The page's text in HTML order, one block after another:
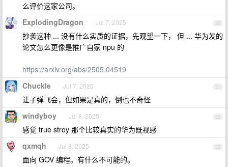
么评价这家公司。
20
ExplodingDragon Jul 7, 2025
抄袭这种 ... 没有什么实质的证据，先观望一下， 但 ... 华为发的
论文怎么更像是推广自家 npu 的
https://arxiv.org/abs/2505.04519
21
Chuckle Jul 7, 2025
让子弹飞会，但如果是真的，倒也不奇怪
22
windyboy Jul 8, 2025
感觉 true stroy 那个比较真实的华为既视感
23
qxmqh Jul 8, 2025
面向 GOV 编程。有什么不可能的。